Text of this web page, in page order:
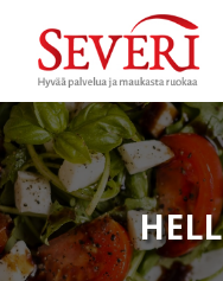
sisältöön